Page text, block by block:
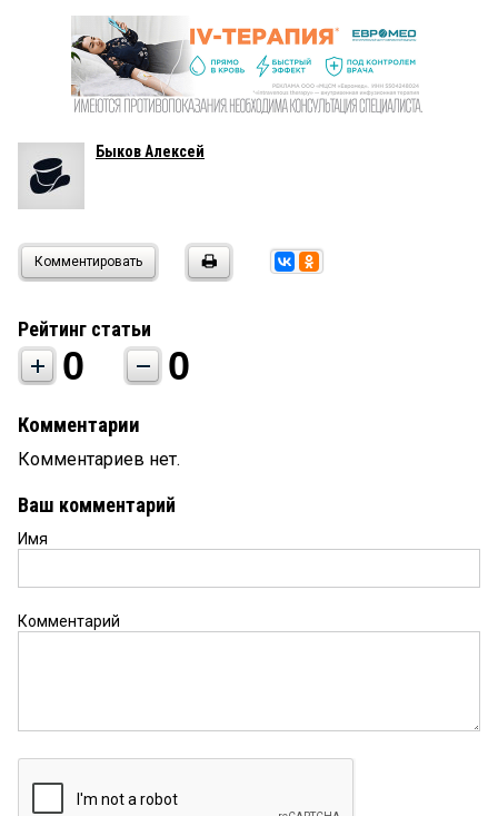
Быков Алексей
Комментировать
Рейтинг статьи
0 0
Комментарии
Комментариев нет.
Ваш комментарий
Имя
Комментарий